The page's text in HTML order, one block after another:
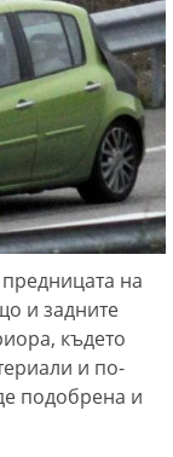
на
и задните
където
и по-
подобрена и